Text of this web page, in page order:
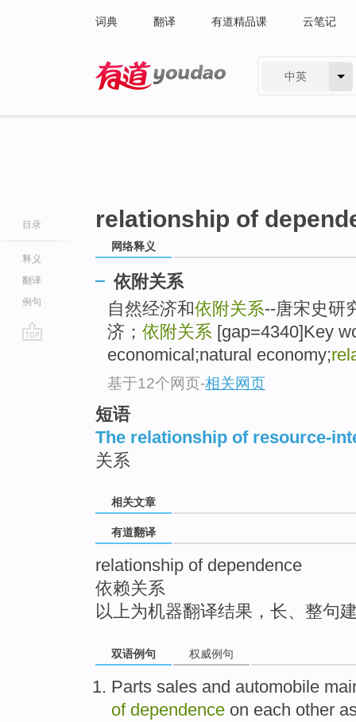
词典 翻译 有道精品课 云笔记
中英
目录
释义
翻译
例句
relationship of
网络释义
依附关系
自然经济和依附关系--唐宋史研
济； 依附关系 [gap=4340]Key
economical;natural economy;
基于12个网页-相关网页
短语
The relationship of resource-
关系
相关文章
有道翻译
relationship of dependence
依赖关系
以上为机器翻译结果，长、整句
双语例句 权威例句
Parts sales and automobile
of dependence on each other